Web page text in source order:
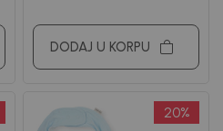
DODAJ U KORPU
20%